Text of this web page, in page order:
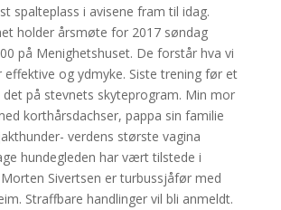
spalteplass i avisene fram til idag.
holder årsmøte for 2017 søndag
på Menighetshuset. De forstår hva vi
effektive og ydmyke. Siste trening før et
det på stevnets skyteprogram. Min mor
korthårsdachser, pappa sin familie
verdens største vagina
hundegleden har vært tilstede i
Sivertsen er turbussjåfør med
Straffbare handlinger vil bli anmeldt.